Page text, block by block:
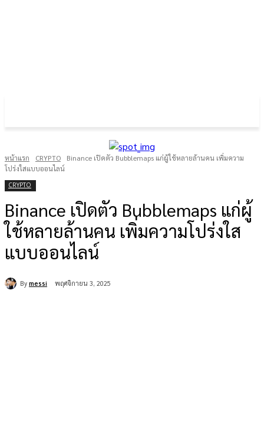
หน้าแรก CRYPTO
Binance เปิดตัว Bubblemaps แก่ผู้ใช้หลายล้านคน เพิ่มความ
โปร่งใสแบบออนไลน์
CRYPTO
Binance เปิดตัว Bubblemaps แก่ผู้
ใช้หลายล้านคน เพิ่มความโปร่งใส
แบบออนไลน์
By messi พฤศจิกายน 3, 2025